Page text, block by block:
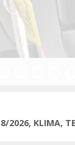
2026, KLIMA,